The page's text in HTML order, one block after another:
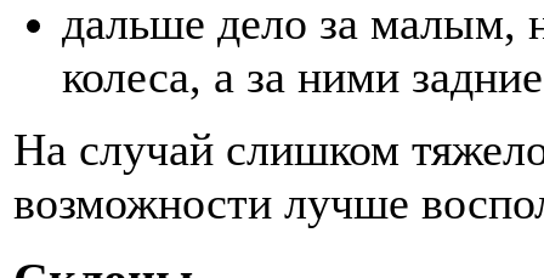
дальше дело за малым,
колеса, а за ними
На случай слишком
возможности лучше